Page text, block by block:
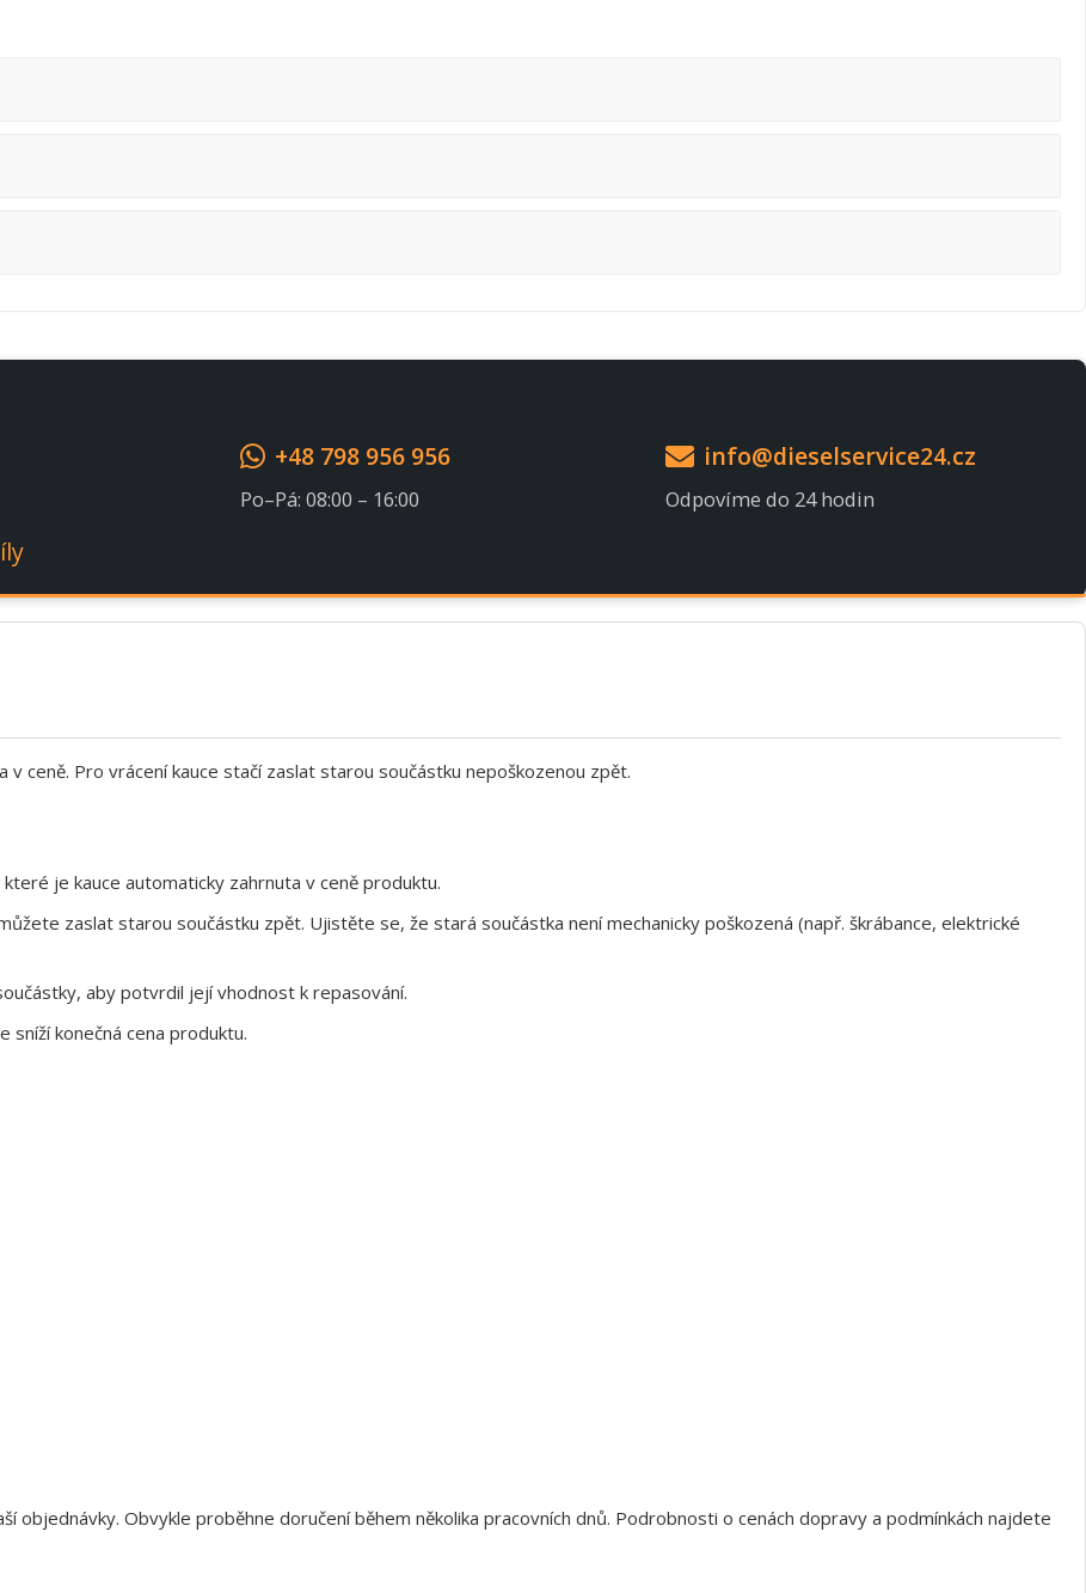
+48 798 956 956
Po–Pá: 08:00 – 16:00
info@dieselservice24.cz
Odpovíme do 24 hodin
ceně. Pro vrácení kauce stačí zaslat starou součástku nepoškozenou zpět.
je kauce automaticky zahrnuta v ceně produktu.
zaslat starou součástku zpět. Ujistěte se, že stará součástka není mechanicky poškozená (např. škrábance, elektrické
aby potvrdil její vhodnost k repasování.
sníží konečná cena produktu.
objednávky. Obvykle proběhne doručení během několika pracovních dnů. Podrobnosti o cenách dopravy a podmínkách najdete